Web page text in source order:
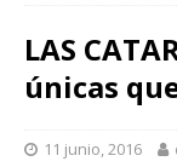
LAS
únicas
11 junio, 2016